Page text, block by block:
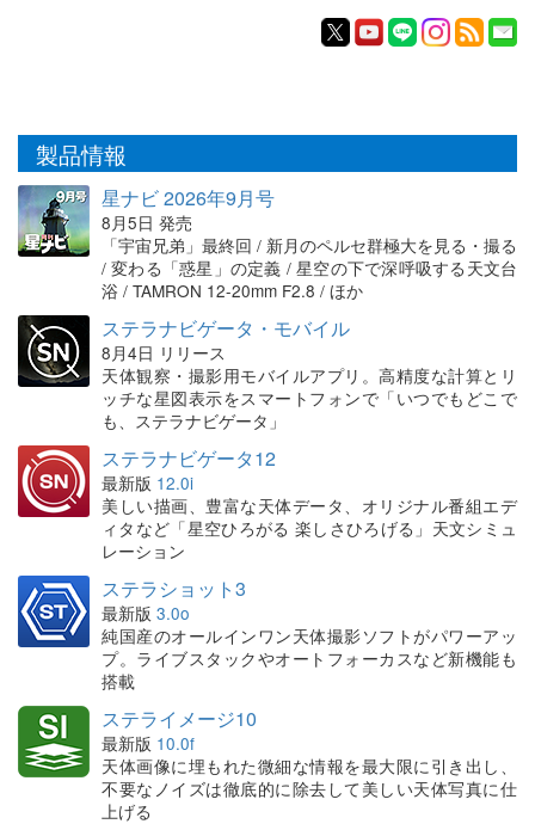
製品情報
星ナビ 2026年9月号
8月5日 発売
「宇宙兄弟」最終回 / 新月のペルセ群極大を見る・撮る
/ 変わる「惑星」の定義 / 星空の下で深呼吸する天文台
浴 / TAMRON 12-20mm F2.8 / ほか
ステラナビゲータ・モバイル
8月4日 リリース
天体観察・撮影用モバイルアプリ。高精度な計算とリ
ッチな星図表示をスマートフォンで「いつでもどこで
も、ステラナビゲータ」
ステラナビゲータ12
最新版 12.0i
美しい描画、豊富な天体データ、オリジナル番組エデ
ィタなど「星空ひろがる 楽しさひろげる」天文シミュ
レーション
ステラショット3
最新版 3.0o
純国産のオールインワン天体撮影ソフトがパワーアッ
プ。ライブスタックやオートフォーカスなど新機能も
搭載
ステライメージ10
最新版 10.0f
天体画像に埋もれた微細な情報を最大限に引き出し、
不要なノイズは徹底的に除去して美しい天体写真に仕
上げる